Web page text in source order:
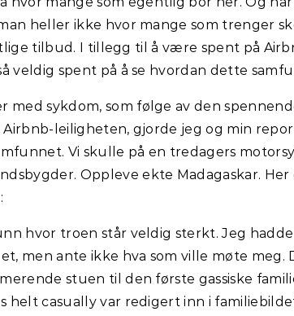
heller ikke hvor mange som trenger
tilbud. I tillegg til å være spent på
veldig spent på å se hvordan dette
med sykdom, som følge av den
leiligheten, gjorde jeg og min
Vi skulle på en tredagers
Oppleve ekte Madagaskar.
hvor troen står veldig sterkt. Jeg
men ante ikke hva som ville møte meg.
stuen til den første gassiske
helt casually var redigert inn i